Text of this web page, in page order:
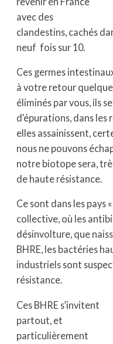
avec des
clandestins, cachés
neuf fois sur 10.
Ces germes
à votre retour
éliminés par vous, ils
d’épurations, dans
elles assainissent,
nous ne pouvons
notre biotope sera,
de haute résistance.
Ce sont dans les pays
collective, où les
désinvolture, que
BHRE, les bactéries
industriels sont
résistance.
Ces BHRE s’invitent
partout, et
particulièrement